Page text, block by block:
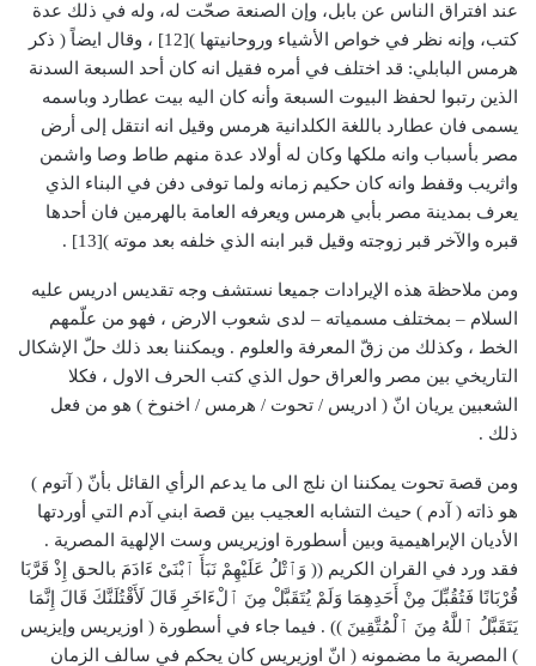
عند افتراق الناس عن بابل، وإن الصنعة صحّت له، وله في ذلك عدة
كتب، وإنه نظر في خواص الأشياء وروحانيتها )[12] ، وقال ايضاً ( ذكر
هرمس البابلي: قد اختلف في أمره فقيل انه كان أحد السبعة السدنة
الذين رتبوا لحفظ البيوت السبعة وأنه كان اليه بيت عطارد وباسمه
يسمى فان عطارد باللغة الكلدانية هرمس وقيل انه انتقل إلى أرض
مصر بأسباب وانه ملكها وكان له أولاد عدة منهم طاط وصا واشمن
واثريب وقفط وانه كان حكيم زمانه ولما توفى دفن في البناء الذي
يعرف بمدينة مصر بأبي هرمس ويعرفه العامة بالهرمين فان أحدها
قبره والآخر قبر زوجته وقيل قبر ابنه الذي خلفه بعد موته )[13] .
ومن ملاحظة هذه الإيرادات جميعا نستشف وجه تقديس ادريس عليه
السلام – بمختلف مسمياته – لدى شعوب الارض ، فهو من علّمهم
الخط ، وكذلك من زقّ المعرفة والعلوم . ويمكننا بعد ذلك حلّ الإشكال
التاريخي بين مصر والعراق حول الذي كتب الحرف الاول ، فكلا
الشعبين يريان انّ ( ادريس / تحوت / هرمس / اخنوخ ) هو من فعل
ذلك .
ومن قصة تحوت يمكننا ان نلج الى ما يدعم الرأي القائل بأنّ ( آتوم )
هو ذاته ( آدم ) حيث التشابه العجيب بين قصة ابني آدم التي أوردتها
الأديان الإبراهيمية وبين أسطورة اوزيريس وست الإلهية المصرية .
فقد ورد في القران الكريم (( وَٱتْلُ عَلَيْهِمْ نَبَأَ ٱبْنَىْ ءَادَمَ بالحق إِذْ قَرَّبَا
قُرْبَانًا فَتُقُبِّلَ مِنْ أَحَدِهِمَا وَلَمْ يُتَقَبَّلْ مِنَ ٱلْءَاخَرِ قَالَ لَأَقْتُلَنَّكَ قَالَ إِنَّمَا
يَتَقَبَّلُ ٱللَّهُ مِنَ ٱلْمُتَّقِينَ )) . فيما جاء في أسطورة ( اوزيريس وإيزيس
) المصرية ما مضمونه ( انّ اوزيريس كان يحكم في سالف الزمان